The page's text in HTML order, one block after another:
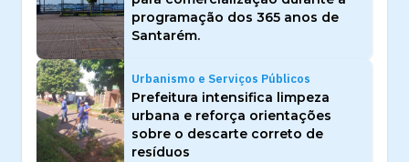
programação dos 365 anos de
Santarém.
Urbanismo e Serviços Públicos
Prefeitura intensifica limpeza
urbana e reforça orientações
sobre o descarte correto de
resíduos